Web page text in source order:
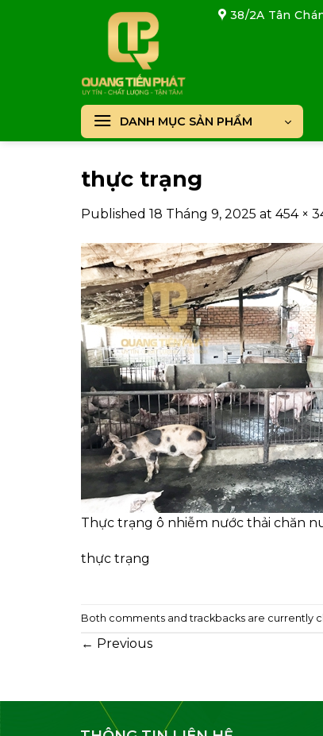
38/2A Tân
DANH MỤC SẢN PHẨM
thực trạng
Published 18 Tháng 9, 2025 at 454 ×
Thực trạng ô nhiễm nước thải chăn
thực trạng
Both comments and trackbacks are currently
← Previous